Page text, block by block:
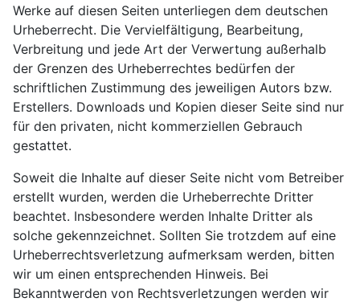
Werke auf diesen Seiten unterliegen dem deutschen
Urheberrecht. Die Vervielfältigung, Bearbeitung,
Verbreitung und jede Art der Verwertung außerhalb
der Grenzen des Urheberrechtes bedürfen der
schriftlichen Zustimmung des jeweiligen Autors bzw.
Erstellers. Downloads und Kopien dieser Seite sind nur
für den privaten, nicht kommerziellen Gebrauch
gestattet.
Soweit die Inhalte auf dieser Seite nicht vom Betreiber
erstellt wurden, werden die Urheberrechte Dritter
beachtet. Insbesondere werden Inhalte Dritter als
solche gekennzeichnet. Sollten Sie trotzdem auf eine
Urheberrechtsverletzung aufmerksam werden, bitten
wir um einen entsprechenden Hinweis. Bei
Bekanntwerden von Rechtsverletzungen werden wir